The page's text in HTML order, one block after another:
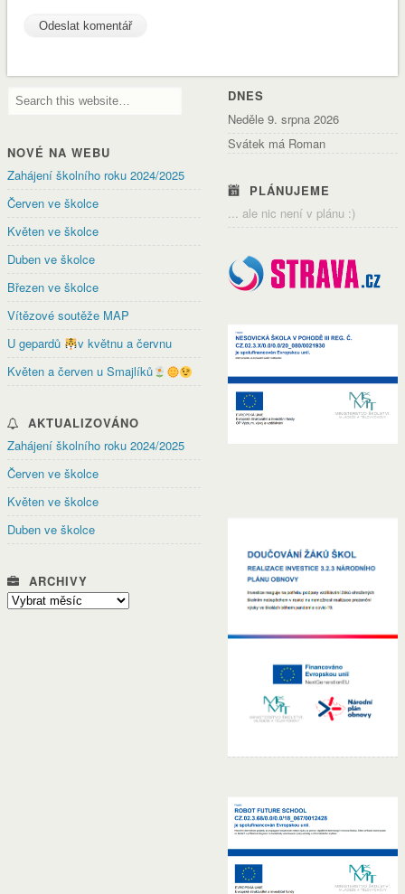
NOVÉ NA WEBU
Zahájení školního roku 2024/2025
Červen ve školce
Květen ve školce
Duben ve školce
Březen ve školce
Vítězové soutěže MAP
U gepardů
v květnu a červnu
Květen a červen u Smajlíků
AKTUALIZOVÁNO
Zahájení školního roku 2024/2025
Červen ve školce
Květen ve školce
Duben ve školce
ARCHIVY
Archivy
DNES
Neděle 9. srpna 2026
Svátek má Roman
PLÁNUJEME
... ale nic není v plánu :)